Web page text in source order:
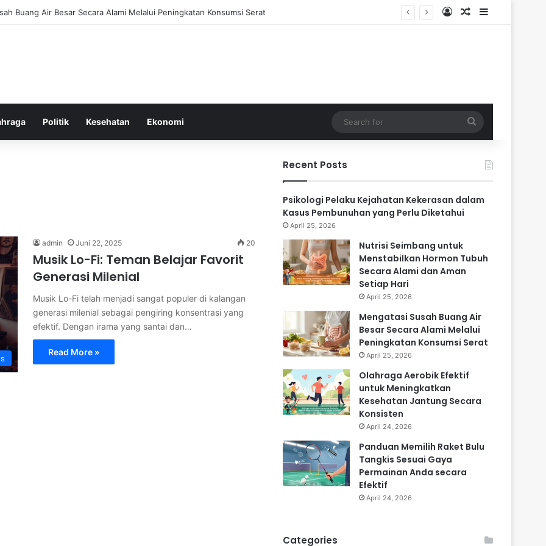
Buang Air Besar Secara Alami Melalui Peningkatan Konsumsi Serat Log InRandom Article
Sidebar
Politik Kesehatan Ekonomi
for
admin Juni 22, 2025 20
Musik Lo-Fi: Teman Belajar Favorit
Generasi Milenial
Musik Lo-Fi telah menjadi sangat populer di kalangan
generasi milenial sebagai pengiring konsentrasi yang
efektif. Dengan irama yang santai dan…
Read More »
Recent Posts
Psikologi Pelaku Kejahatan Kekerasan dalam
Kasus Pembunuhan yang Perlu Diketahui
April 25, 2026
Nutrisi Seimbang untuk
Menstabilkan Hormon Tubuh
Secara Alami dan Aman
Setiap Hari
April 25, 2026
Mengatasi Susah Buang Air
Besar Secara Alami Melalui
Peningkatan Konsumsi Serat
April 25, 2026
Olahraga Aerobik Efektif
untuk Meningkatkan
Kesehatan Jantung Secara
Konsisten
April 24, 2026
Panduan Memilih Raket Bulu
Tangkis Sesuai Gaya
Permainan Anda secara
Efektif
April 24, 2026
Categories